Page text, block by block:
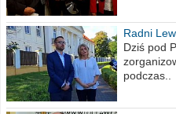
Radni
Wiesława
Dziś pod
podczas..